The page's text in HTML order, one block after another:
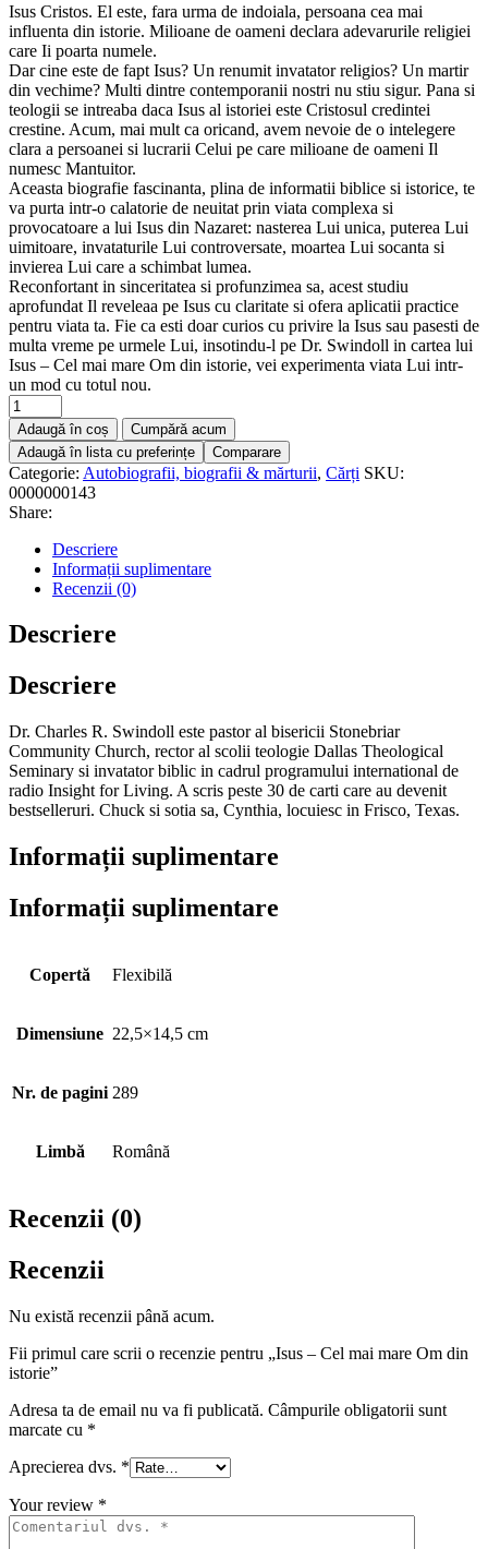
Isus Cristos. El este, fara urma de indoiala, persoana cea mai
influenta din istorie. Milioane de oameni declara adevarurile religiei
care Ii poarta numele.
Dar cine este de fapt Isus? Un renumit invatator religios? Un martir
din vechime? Multi dintre contemporanii nostri nu stiu sigur. Pana si
teologii se intreaba daca Isus al istoriei este Cristosul credintei
crestine. Acum, mai mult ca oricand, avem nevoie de o intelegere
clara a persoanei si lucrarii Celui pe care milioane de oameni Il
numesc Mantuitor.
Aceasta biografie fascinanta, plina de informatii biblice si istorice, te
va purta intr-o calatorie de neuitat prin viata complexa si
provocatoare a lui Isus din Nazaret: nasterea Lui unica, puterea Lui
uimitoare, invataturile Lui controversate, moartea Lui socanta si
invierea Lui care a schimbat lumea.
Reconfortant in sinceritatea si profunzimea sa, acest studiu
aprofundat Il reveleaa pe Isus cu claritate si ofera aplicatii practice
pentru viata ta. Fie ca esti doar curios cu privire la Isus sau pasesti de
multa vreme pe urmele Lui, insotindu-l pe Dr. Swindoll in cartea lui
Isus – Cel mai mare Om din istorie, vei experimenta viata Lui intr-
un mod cu totul nou.
Adaugă în coș
Cumpără acum
Adaugă în lista cu preferințe
Comparare
Categorie: Autobiografii, biografii & mărturii, Cărți SKU:
0000000143
Share:
Descriere
Informații suplimentare
Recenzii (0)
Descriere
Descriere
Dr. Charles R. Swindoll este pastor al bisericii Stonebriar
Community Church, rector al scolii teologie Dallas Theological
Seminary si invatator biblic in cadrul programului international de
radio Insight for Living. A scris peste 30 de carti care au devenit
bestselleruri. Chuck si sotia sa, Cynthia, locuiesc in Frisco, Texas.
Informații suplimentare
Informații suplimentare
Copertă Flexibilă
Dimensiune 22,5×14,5 cm
Nr. de pagini 289
Limbă Română
Recenzii (0)
Recenzii
Nu există recenzii până acum.
Fii primul care scrii o recenzie pentru „Isus – Cel mai mare Om din
istorie”
Adresa ta de email nu va fi publicată. Câmpurile obligatorii sunt
marcate cu *
Aprecierea dvs. *
Your review *